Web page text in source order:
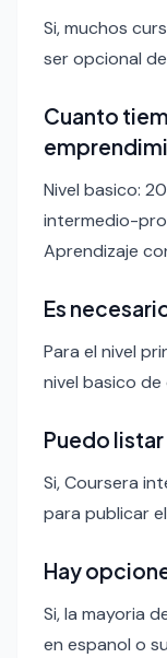
Si, muchos
ser opcional
Cuanto
Nivel basico:
intermedio-
Aprendizaje
Es
Para el nivel
nivel basico
Puedo
Si, Coursera
para publicar
Hay
Si, la mayoria
en espanol o